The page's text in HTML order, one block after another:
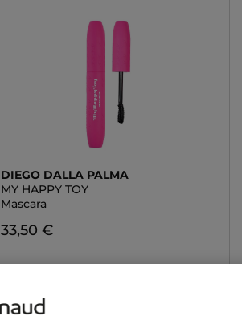
DIEGO DALLA PALMA
MY HAPPY TOY
Mascara
33,50 €